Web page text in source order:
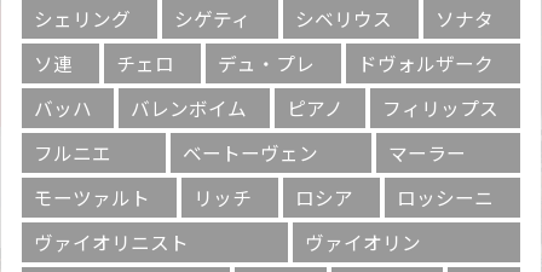
シェリング
シゲティ シベリウス
ソナタ
ソ連
チェロ デュ・プレ
ドヴォルザーク
バッハ
バレンボイム ピアノ
フィリップス
フルニエ
ベートーヴェン
マーラー
モーツァルト
リッチ ロシア
ロッシーニ
ヴァイオリニスト
ヴァイオリン